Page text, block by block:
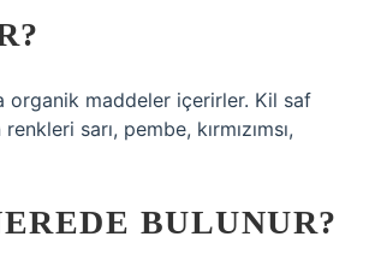
organik maddeler içerirler. Kil saf
sarı, pembe, kırmızımsı,
BULUNUR?